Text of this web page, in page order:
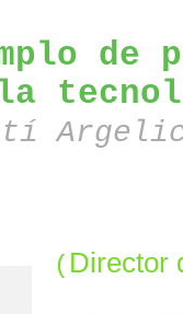
de
( Director